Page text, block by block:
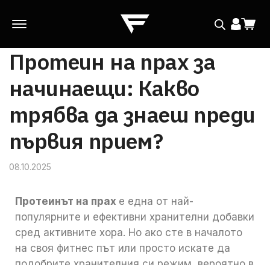
Протеин на прах за
начинаещи: Какво
трябва да знаеш преди
първия прием?
08.10.2025
Протеинът на прах е една от най-
популярните и ефективни хранителни добавки
сред активните хора. Но ако сте в началото
на своя фитнес път или просто искате да